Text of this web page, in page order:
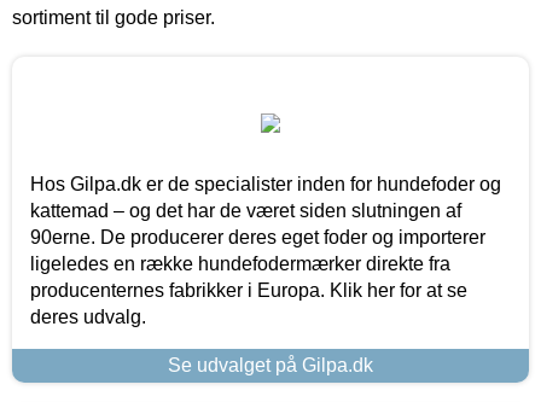
sortiment til gode priser.
Hos Gilpa.dk er de specialister inden for hundefoder og
kattemad – og det har de været siden slutningen af
90erne. De producerer deres eget foder og importerer
ligeledes en række hundefodermærker direkte fra
producenternes fabrikker i Europa. Klik her for at se
deres udvalg.
Se udvalget på Gilpa.dk